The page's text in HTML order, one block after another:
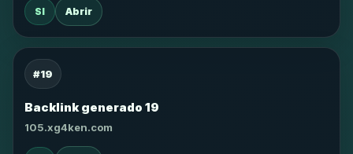
SI Abrir
#19
Backlink generado 19
105.xg4ken.com